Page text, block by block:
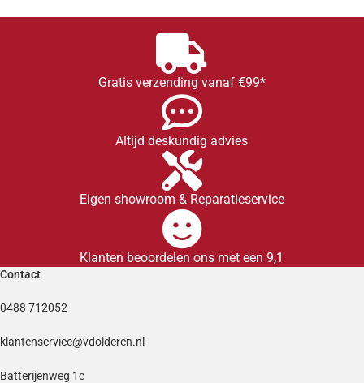
Gratis verzending vanaf €99*
Altijd deskundig advies
Eigen showroom & Reparatieservice
Klanten beoordelen ons met een 9,1
Contact
0488 712052
klantenservice@vdolderen.nl
Batterijenweg 1c